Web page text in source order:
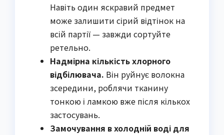
Навіть один яскравий предмет
може залишити сірий відтінок на
всій партії — завжди сортуйте
ретельно.
Надмірна кількість хлорного
відбілювача. Він руйнує волокна
зсередини, роблячи тканину
тонкою і ламкою вже після кількох
застосувань.
Замочування в холодній воді для